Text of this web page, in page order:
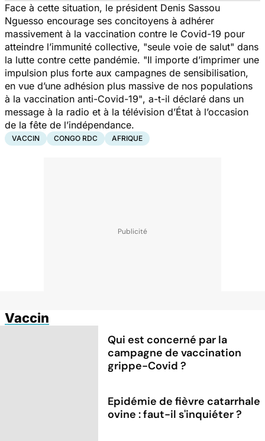
Face à cette situation, le président Denis Sassou
Nguesso encourage ses concitoyens à adhérer
massivement à la vaccination contre le Covid-19 pour
atteindre l’immunité collective, "seule voie de salut" dans
la lutte contre cette pandémie. "Il importe d’imprimer une
impulsion plus forte aux campagnes de sensibilisation,
en vue d’une adhésion plus massive de nos populations
à la vaccination anti-Covid-19", a-t-il déclaré dans un
message à la radio et à la télévision d’État à l’occasion
de la fête de l’indépendance.
VACCIN CONGO RDC AFRIQUE
Vaccin
Qui est concerné par la
campagne de vaccination
grippe-Covid ?
Epidémie de fièvre catarrhale
ovine : faut-il s'inquiéter ?